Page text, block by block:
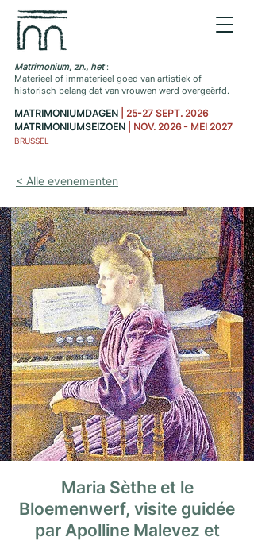
Matrimonium, zn., het:
Materieel of immaterieel goed van artistiek of
historisch belang dat van vrouwen werd overgeërfd.
MATRIMONIUMDAGEN | 25-27 SEPT. 2026
MATRIMONIUMSEIZOEN | NOV. 2026 - MEI 2027
BRUSSEL
< Alle evenementen
Maria Sèthe et le
Bloemenwerf, visite guidée
par Apolline Malevez et